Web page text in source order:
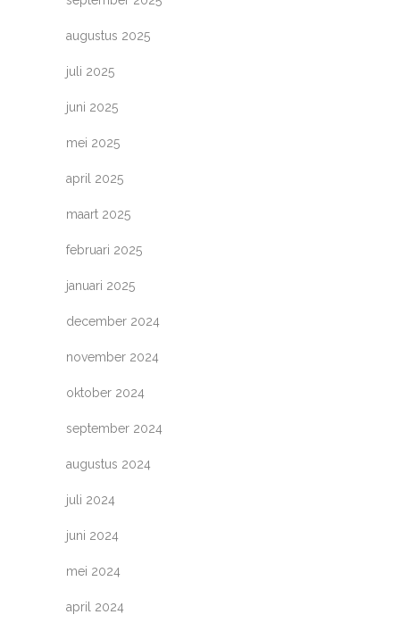
augustus 2025
juli 2025
juni 2025
mei 2025
april 2025
maart 2025
februari 2025
januari 2025
december 2024
november 2024
oktober 2024
september 2024
augustus 2024
juli 2024
juni 2024
mei 2024
april 2024